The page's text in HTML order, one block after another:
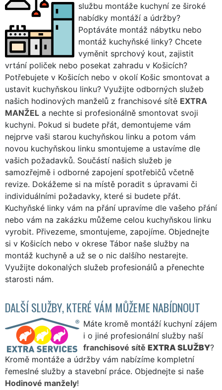
službu montáže kuchyní ze široké
nabídky montáží a údržby?
Poptáváte montáž nábytku nebo
montáž kuchyňské linky? Chcete
vyměnit sprchový kout, zajistit
vrtání poliček nebo posekat zahradu v Košicích?
Potřebujete v Košicích nebo v okolí Košic smontovat a
ustavit kuchyňskou linku? Využijte odborných služeb
našich hodinových manželů z franchisové sítě EXTRA
MANŽEL a nechte si profesionálně smontovat svoji
kuchyni. Pokud si budete přát, demontujeme vám
nejprve vaši starou kuchyňskou linku a potom vám
novou kuchyňskou linku smontujeme a ustavíme dle
vašich požadavků. Součástí našich služeb je
samozřejmě i odborné zapojení spotřebičů včetně
revize. Dokážeme si na místě poradit s úpravami či
individuálními požadavky, které si budete přát.
Kuchyňské linky vám na přání upravíme dle vašeho přání
nebo vám na zakázku můžeme celou kuchyňskou linku
vyrobit. Přivezeme, smontujeme, zapojíme. Objednejte
si v Košicích nebo v okrese Tábor naše služby na
montáž kuchyně a už se o nic dalšího nestarejte.
Využijte dokonalých služeb profesionálů a přenechte
starosti nám.
DALŠÍ SLUŽBY, KTERÉ VÁM MŮŽEME NABÍDNOUT
Máte kromě montáží kuchyní zájem
i o jiné profesionální služby naší
franchisové sítě EXTRA SLUŽBY?
Kromě montáže a údržby vám nabízíme kompletní
řemeslné služby a stavební práce. Objednejte si naše
Hodinové manžely!